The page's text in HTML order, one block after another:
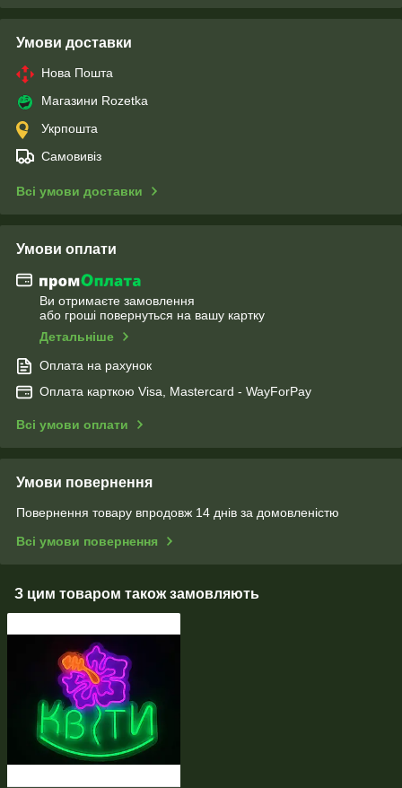
Умови доставки
Нова Пошта
Магазини Rozetka
Укрпошта
Самовивіз
Всі умови доставки
Умови оплати
Ви отримаєте замовлення
або гроші повернуться на вашу картку
Детальніше
Оплата на рахунок
Оплата карткою Visa, Mastercard - WayForPay
Всі умови оплати
Умови повернення
Повернення товару впродовж 14 днів за домовленістю
Всі умови повернення
З цим товаром також замовляють